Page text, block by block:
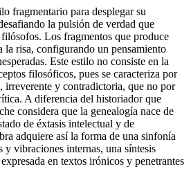
fragmentario para desplegar su
la pulsión de verdad que
Los fragmentos que produce
la risa, configurando un pensamiento
Este estilo no consiste en la
filosóficos, pues se caracteriza por
irreverente y contradictoria, que no por
A diferencia del historiador que
considera que la genealogía nace de
de éxtasis intelectual y de
adquiere así la forma de una sinfonía
y vibraciones internas, una síntesis
en textos irónicos y penetrantes